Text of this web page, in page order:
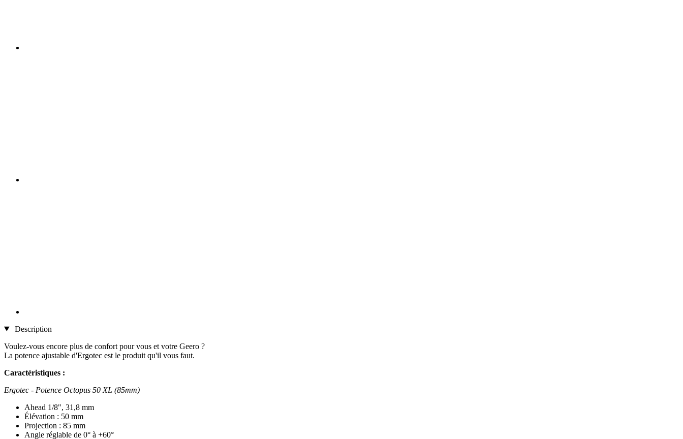
Description
Voulez-vous encore plus de confort pour vous et votre Geero ?
La potence ajustable d'Ergotec est le produit qu'il vous faut.
Caractéristiques :
Ergotec - Potence Octopus 50 XL (85mm)
Ahead 1/8", 31,8 mm
Élévation : 50 mm
Projection : 85 mm
Angle réglable de 0° à +60°